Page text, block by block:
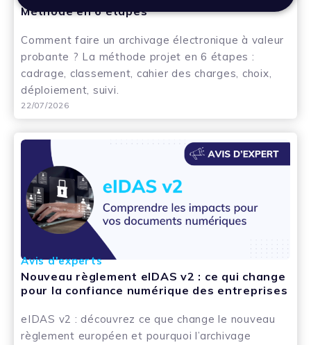
Méthode en 6 étapes
Comment faire un archivage électronique à valeur
probante ? La méthode projet en 6 étapes :
cadrage, classement, cahier des charges, choix,
déploiement, suivi.
22/07/2026
Avis d'experts
Nouveau règlement eIDAS v2 : ce qui change
pour la confiance numérique des entreprises
eIDAS v2 : découvrez ce que change le nouveau
règlement européen et pourquoi l’archivage